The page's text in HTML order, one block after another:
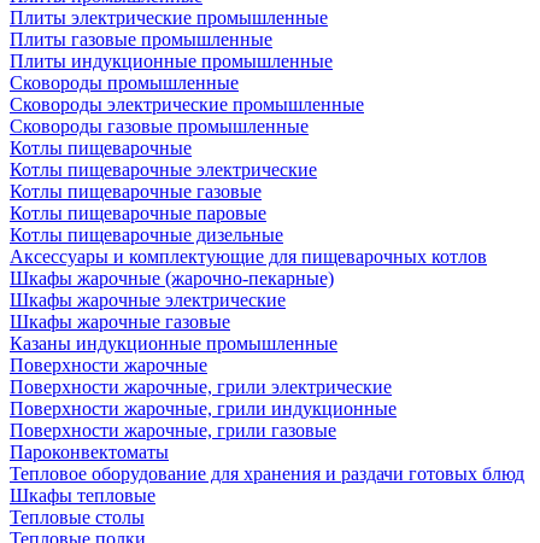
Плиты электрические промышленные
Плиты газовые промышленные
Плиты индукционные промышленные
Сковороды промышленные
Сковороды электрические промышленные
Сковороды газовые промышленные
Котлы пищеварочные
Котлы пищеварочные электрические
Котлы пищеварочные газовые
Котлы пищеварочные паровые
Котлы пищеварочные дизельные
Аксессуары и комплектующие для пищеварочных котлов
Шкафы жарочные (жарочно-пекарные)
Шкафы жарочные электрические
Шкафы жарочные газовые
Казаны индукционные промышленные
Поверхности жарочные
Поверхности жарочные, грили электрические
Поверхности жарочные, грили индукционные
Поверхности жарочные, грили газовые
Пароконвектоматы
Тепловое оборудование для хранения и раздачи готовых блюд
Шкафы тепловые
Тепловые столы
Тепловые полки